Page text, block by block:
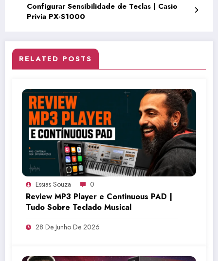
Configurar Sensibilidade de Teclas | Casio
Privia PX-S1000
RELATED POSTS
Essias Souza 0
Review MP3 Player e Continuous PAD |
Tudo Sobre Teclado Musical
28 De Junho De 2026